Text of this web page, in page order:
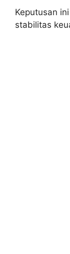
Keputusan
stabilitas